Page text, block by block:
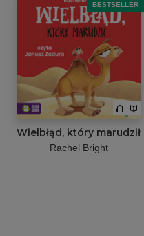
BESTSELLER
Wielbłąd, który marudził
Rachel Bright